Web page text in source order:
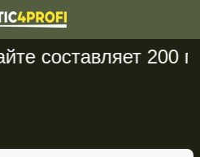
составляет 200